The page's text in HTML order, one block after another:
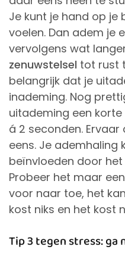
Je kunt je hand op je
voelen. Dan adem je
vervolgens wat
zenuwstelsel tot rust
belangrijk dat je
inademing. Nog
uitademing een korte
á 2 seconden.
eens. Je ademhaling
beïnvloeden door
Probeer het maar
voor naar toe, het
kost niks en het kost
Tip 3 tegen stress: ga